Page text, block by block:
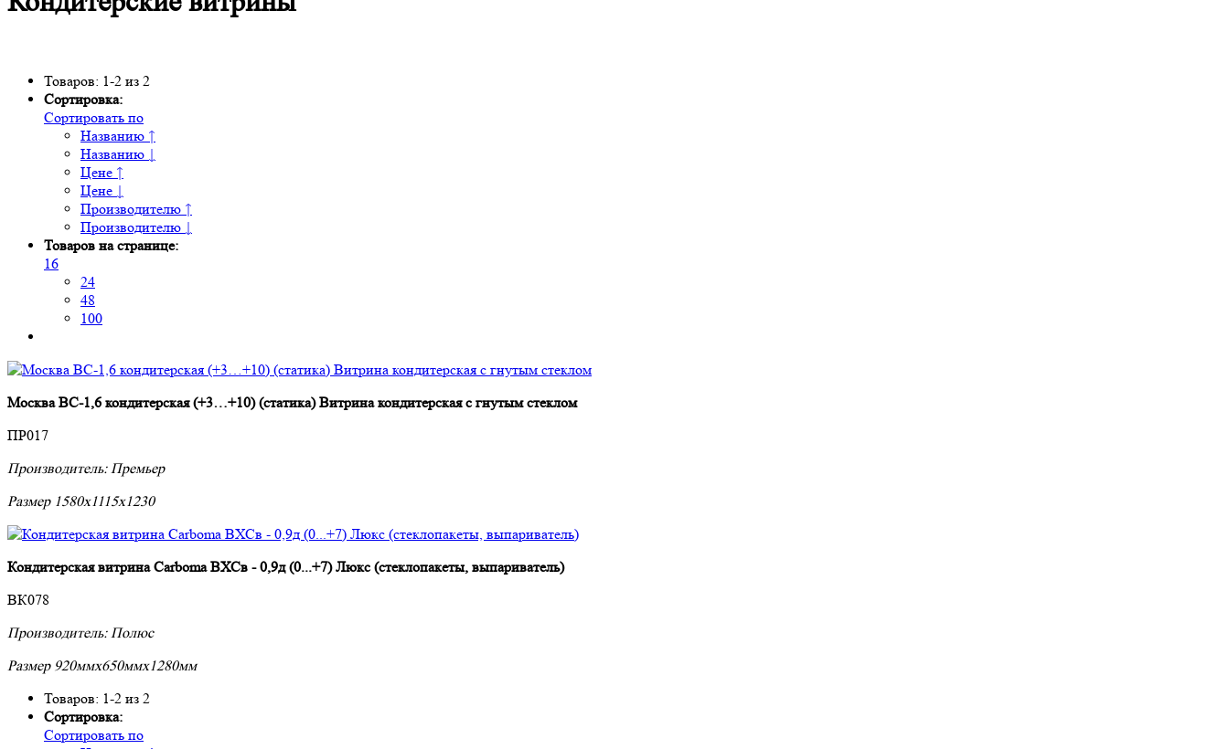
Товаров: 1-2 из 2
Сортировка:
Сортировать по
Названию ↑
Названию ↓
Цене ↑
Цене ↓
Производителю ↑
Производителю ↓
Товаров на странице:
16
24
48
100
Москва ВС-1,6 кондитерская (+3…+10) (статика) Витрина кондитерская с гнутым стеклом
ПР017
Производитель:Премьер
Размер 1580x1115x1230
Кондитерская витрина Carboma ВХСв - 0,9д (0...+7) Люкс (стеклопакеты, выпариватель)
ВК078
Производитель:Полюс
Размер 920ммx650ммx1280мм
Товаров: 1-2 из 2
Сортировка:
Сортировать по